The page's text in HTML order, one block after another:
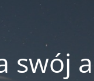
swój